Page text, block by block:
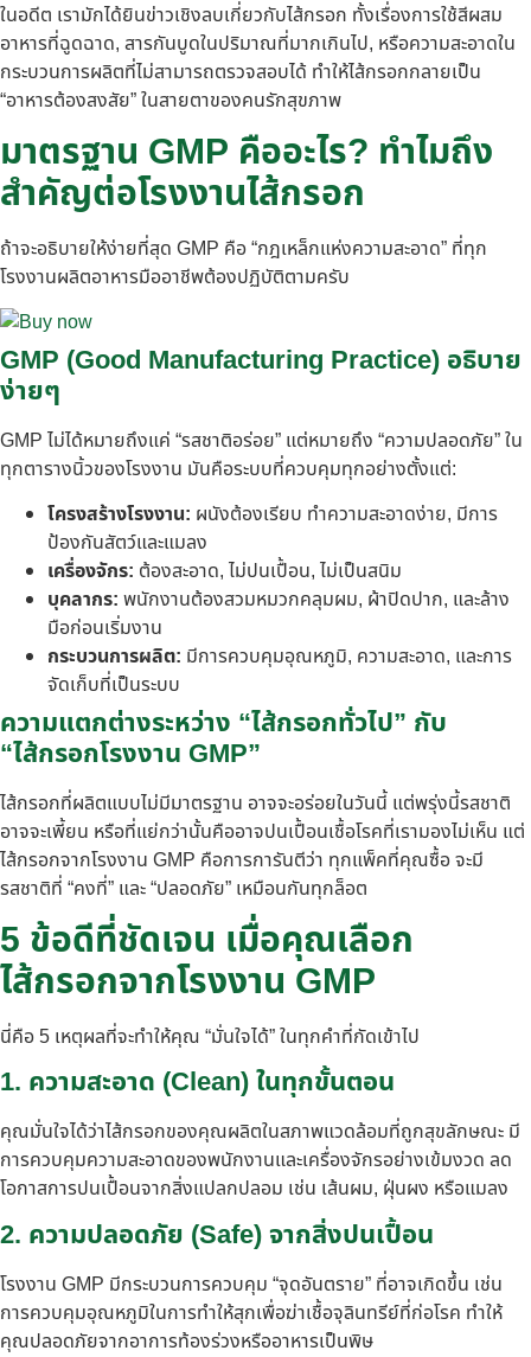
ในอดีต เรามักได้ยินข่าวเชิงลบเกี่ยวกับไส้กรอก ทั้งเรื่องการใช้สีผสม
อาหารที่ฉูดฉาด, สารกันบูดในปริมาณที่มากเกินไป, หรือความสะอาดใน
กระบวนการผลิตที่ไม่สามารถตรวจสอบได้ ทำให้ไส้กรอกกลายเป็น
“อาหารต้องสงสัย” ในสายตาของคนรักสุขภาพ
มาตรฐาน GMP คืออะไร? ทำไมถึง
สำคัญต่อโรงงานไส้กรอก
ถ้าจะอธิบายให้ง่ายที่สุด GMP คือ “กฎเหล็กแห่งความสะอาด” ที่ทุก
โรงงานผลิตอาหารมืออาชีพต้องปฏิบัติตามครับ
GMP (Good Manufacturing Practice) อธิบาย
ง่ายๆ
GMP ไม่ได้หมายถึงแค่ “รสชาติอร่อย” แต่หมายถึง “ความปลอดภัย” ใน
ทุกตารางนิ้วของโรงงาน มันคือระบบที่ควบคุมทุกอย่างตั้งแต่:
โครงสร้างโรงงาน: ผนังต้องเรียบ ทำความสะอาดง่าย, มีการ
ป้องกันสัตว์และแมลง
เครื่องจักร: ต้องสะอาด, ไม่ปนเปื้อน, ไม่เป็นสนิม
บุคลากร: พนักงานต้องสวมหมวกคลุมผม, ผ้าปิดปาก, และล้าง
มือก่อนเริ่มงาน
กระบวนการผลิต: มีการควบคุมอุณหภูมิ, ความสะอาด, และการ
จัดเก็บที่เป็นระบบ
ความแตกต่างระหว่าง “ไส้กรอกทั่วไป” กับ
“ไส้กรอกโรงงาน GMP”
ไส้กรอกที่ผลิตแบบไม่มีมาตรฐาน อาจจะอร่อยในวันนี้ แต่พรุ่งนี้รสชาติ
อาจจะเพี้ยน หรือที่แย่กว่านั้นคืออาจปนเปื้อนเชื้อโรคที่เรามองไม่เห็น แต่
ไส้กรอกจากโรงงาน GMP คือการการันตีว่า ทุกแพ็คที่คุณซื้อ จะมี
รสชาติที่ “คงที่” และ “ปลอดภัย” เหมือนกันทุกล็อต
5 ข้อดีที่ชัดเจน เมื่อคุณเลือก
ไส้กรอกจากโรงงาน GMP
นี่คือ 5 เหตุผลที่จะทำให้คุณ “มั่นใจได้” ในทุกคำที่กัดเข้าไป
1. ความสะอาด (Clean) ในทุกขั้นตอน
คุณมั่นใจได้ว่าไส้กรอกของคุณผลิตในสภาพแวดล้อมที่ถูกสุขลักษณะ มี
การควบคุมความสะอาดของพนักงานและเครื่องจักรอย่างเข้มงวด ลด
โอกาสการปนเปื้อนจากสิ่งแปลกปลอม เช่น เส้นผม, ฝุ่นผง หรือแมลง
2. ความปลอดภัย (Safe) จากสิ่งปนเปื้อน
โรงงาน GMP มีกระบวนการควบคุม “จุดอันตราย” ที่อาจเกิดขึ้น เช่น
การควบคุมอุณหภูมิในการทำให้สุกเพื่อฆ่าเชื้อจุลินทรีย์ที่ก่อโรค ทำให้
คุณปลอดภัยจากอาการท้องร่วงหรืออาหารเป็นพิษ